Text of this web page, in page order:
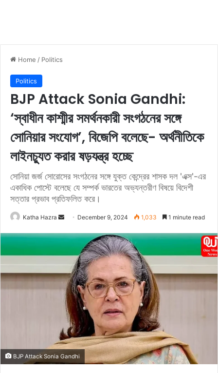
Home / Politics
Politics
BJP Attack Sonia Gandhi:
‘স্বাধীন কাশ্মীর সমর্থনকারী সংগঠনের সঙ্গে
সোনিয়ার সংযোগ’, বিজেপি বলেছে- অর্থনীতিকে
লাইনচ্যুত করার ষড়যন্ত্র হচ্ছে
সোনিয়া জর্জ সোরোসের সংগঠনের সঙ্গে যুক্ত কেন্দ্রের শাসক দল 'এক্স'-এর
একাধিক পোস্টে বলেছে যে সম্পর্ক ভারতের অভ্যন্তরীণ বিষয়ে বিদেশী
সত্তার প্রভাব প্রতিফলিত করে।
Katha Hazra
n
n
e
m
a
l
December 9, 2024 1,033 1 minute read
BJP Attack Sonia Gandhi